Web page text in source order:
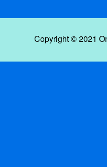
Copyright © 2021